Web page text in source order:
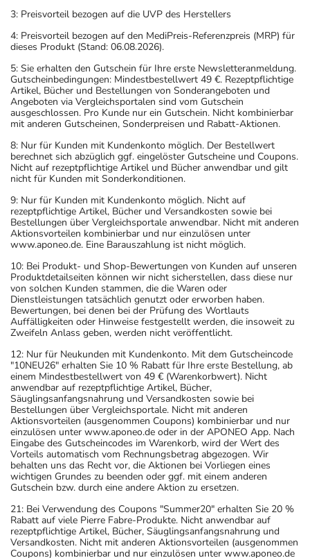
3: Preisvorteil bezogen auf die UVP des Herstellers
4: Preisvorteil bezogen auf den MediPreis-Referenzpreis (MRP) für
dieses Produkt (Stand: 06.08.2026).
5: Sie erhalten den Gutschein für Ihre erste Newsletteranmeldung.
Gutscheinbedingungen: Mindestbestellwert 49 €. Rezeptpflichtige
Artikel, Bücher und Bestellungen von Sonderangeboten und
Angeboten via Vergleichsportalen sind vom Gutschein
ausgeschlossen. Pro Kunde nur ein Gutschein. Nicht kombinierbar
mit anderen Gutscheinen, Sonderpreisen und Rabatt-Aktionen.
8: Nur für Kunden mit Kundenkonto möglich. Der Bestellwert
berechnet sich abzüglich ggf. eingelöster Gutscheine und Coupons.
Nicht auf rezeptpflichtige Artikel und Bücher anwendbar und gilt
nicht für Kunden mit Sonderkonditionen.
9: Nur für Kunden mit Kundenkonto möglich. Nicht auf
rezeptpflichtige Artikel, Bücher und Versandkosten sowie bei
Bestellungen über Vergleichsportale anwendbar. Nicht mit anderen
Aktionsvorteilen kombinierbar und nur einzulösen unter
www.aponeo.de. Eine Barauszahlung ist nicht möglich.
10: Bei Produkt- und Shop-Bewertungen von Kunden auf unseren
Produktdetailseiten können wir nicht sicherstellen, dass diese nur
von solchen Kunden stammen, die die Waren oder
Dienstleistungen tatsächlich genutzt oder erworben haben.
Bewertungen, bei denen bei der Prüfung des Wortlauts
Auffälligkeiten oder Hinweise festgestellt werden, die insoweit zu
Zweifeln Anlass geben, werden nicht veröffentlicht.
12: Nur für Neukunden mit Kundenkonto. Mit dem Gutscheincode
"10NEU26" erhalten Sie 10 % Rabatt für Ihre erste Bestellung, ab
einem Mindestbestellwert von 49 € (Warenkorbwert). Nicht
anwendbar auf rezeptpflichtige Artikel, Bücher,
Säuglingsanfangsnahrung und Versandkosten sowie bei
Bestellungen über Vergleichsportale. Nicht mit anderen
Aktionsvorteilen (ausgenommen Coupons) kombinierbar und nur
einzulösen unter www.aponeo.de oder in der APONEO App. Nach
Eingabe des Gutscheincodes im Warenkorb, wird der Wert des
Vorteils automatisch vom Rechnungsbetrag abgezogen. Wir
behalten uns das Recht vor, die Aktionen bei Vorliegen eines
wichtigen Grundes zu beenden oder ggf. mit einem anderen
Gutschein bzw. durch eine andere Aktion zu ersetzen.
21: Bei Verwendung des Coupons "Summer20" erhalten Sie 20 %
Rabatt auf viele Pierre Fabre-Produkte. Nicht anwendbar auf
rezeptpflichtige Artikel, Bücher, Säuglingsanfangsnahrung und
Versandkosten. Nicht mit anderen Aktionsvorteilen (ausgenommen
Coupons) kombinierbar und nur einzulösen unter www.aponeo.de